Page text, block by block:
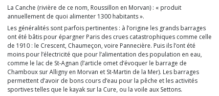
La Canche (rivière de ce nom, Roussillon en Morvan) : « produit
annuellement de quoi alimenter 1300 habitants ».
Les généralités sont parfois pertinentes : à l’origine les grands barrages
ont été bâtis pour épargner Paris des crues catastrophiques comme celle
de 1910 : le Crescent, Chaumeçon, voire Pannecière. Puis ils l’ont été
moins pour l’électricité que pour l’alimentation des population en eau,
comme le lac de St-Agnan (l’article omet d’évoquer le barrage de
Chamboux sur Alligny en Morvan et St-Martin de la Mer). Les barrages
permettent d’avoir de bons cours d’eau pour la pêche et les activités
sportives telles que le kayak sur la Cure, ou la voile aux Settons.